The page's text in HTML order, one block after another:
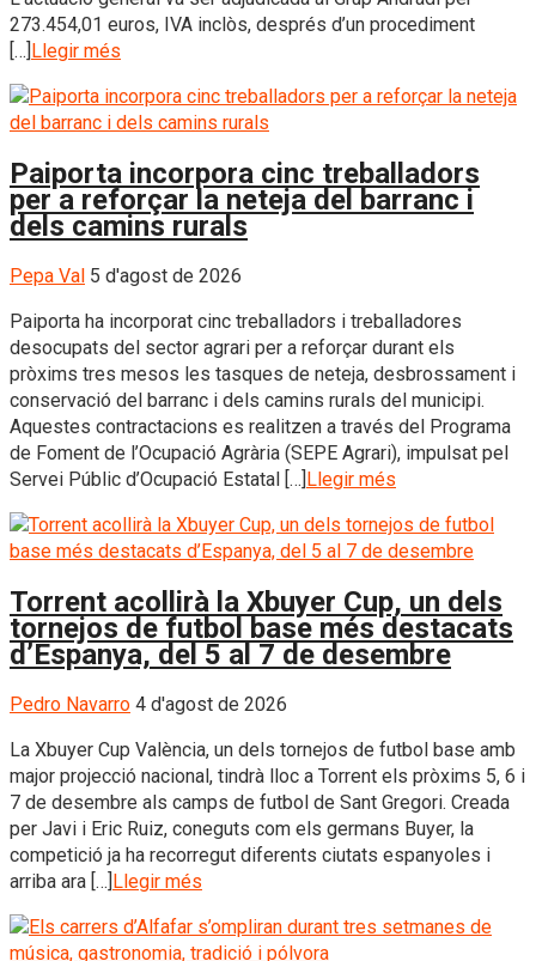
273.454,01 euros, IVA inclòs, després d’un procediment
[…] Llegir més
Paiporta incorpora cinc treballadors
per a reforçar la neteja del barranc i
dels camins rurals
Pepa Val 5 d'agost de 2026
Paiporta ha incorporat cinc treballadors i treballadores
desocupats del sector agrari per a reforçar durant els
pròxims tres mesos les tasques de neteja, desbrossament i
conservació del barranc i dels camins rurals del municipi.
Aquestes contractacions es realitzen a través del Programa
de Foment de l’Ocupació Agrària (SEPE Agrari), impulsat pel
Servei Públic d’Ocupació Estatal […] Llegir més
Torrent acollirà la Xbuyer Cup, un dels
tornejos de futbol base més destacats
d’Espanya, del 5 al 7 de desembre
Pedro Navarro 4 d'agost de 2026
La Xbuyer Cup València, un dels tornejos de futbol base amb
major projecció nacional, tindrà lloc a Torrent els pròxims 5, 6 i
7 de desembre als camps de futbol de Sant Gregori. Creada
per Javi i Eric Ruiz, coneguts com els germans Buyer, la
competició ja ha recorregut diferents ciutats espanyoles i
arriba ara […]Llegir més